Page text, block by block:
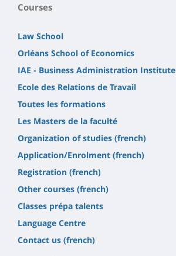
Courses
Law School
Orléans School of Economics
IAE - Business Administration Institute
Ecole des Relations de Travail
Toutes les formations
Les Masters de la faculté
Organization of studies (french)
Application/Enrolment (french)
Registration (french)
Other courses (french)
Classes prépa talents
Language Centre
Contact us (french)